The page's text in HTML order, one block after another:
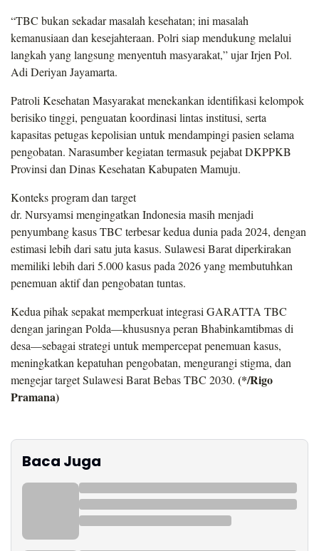
“TBC bukan sekadar masalah kesehatan; ini masalah
kemanusiaan dan kesejahteraan. Polri siap mendukung melalui
langkah yang langsung menyentuh masyarakat,” ujar Irjen Pol.
Adi Deriyan Jayamarta.
Patroli Kesehatan Masyarakat menekankan identifikasi kelompok
berisiko tinggi, penguatan koordinasi lintas institusi, serta
kapasitas petugas kepolisian untuk mendampingi pasien selama
pengobatan. Narasumber kegiatan termasuk pejabat DKPPKB
Provinsi dan Dinas Kesehatan Kabupaten Mamuju.
Konteks program dan target
dr. Nursyamsi mengingatkan Indonesia masih menjadi
penyumbang kasus TBC terbesar kedua dunia pada 2024, dengan
estimasi lebih dari satu juta kasus. Sulawesi Barat diperkirakan
memiliki lebih dari 5.000 kasus pada 2026 yang membutuhkan
penemuan aktif dan pengobatan tuntas.
Kedua pihak sepakat memperkuat integrasi GARATTA TBC
dengan jaringan Polda—khususnya peran Bhabinkamtibmas di
desa—sebagai strategi untuk mempercepat penemuan kasus,
meningkatkan kepatuhan pengobatan, mengurangi stigma, dan
mengejar target Sulawesi Barat Bebas TBC 2030. (*/Rigo
Pramana)
Baca Juga